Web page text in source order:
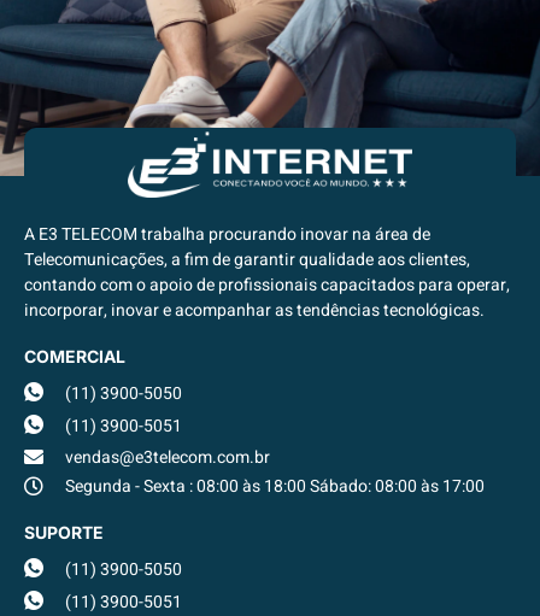
A E3 TELECOM trabalha procurando inovar na área de
Telecomunicações, a fim de garantir qualidade aos clientes,
contando com o apoio de profissionais capacitados para operar,
incorporar, inovar e acompanhar as tendências tecnológicas.
COMERCIAL
(11) 3900-5050
(11) 3900-5051
vendas@e3telecom.com.br
Segunda - Sexta : 08:00 às 18:00 Sábado: 08:00 às 17:00
SUPORTE
(11) 3900-5050
(11) 3900-5051